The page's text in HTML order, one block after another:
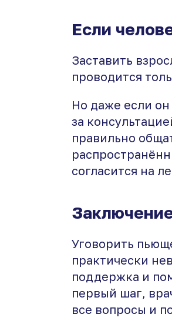
Если
Заставить
проводится
Но даже если он
за
правильно
согласится на
Уговорить
практически
поддержка и
первый шаг,
все вопросы и